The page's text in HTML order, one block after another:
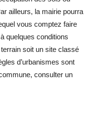
ailleurs, la mairie pourra
vous comptez faire
quelques conditions
soit un site classé
d’urbanismes sont
consulter un